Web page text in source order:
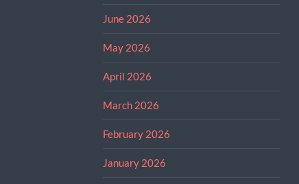
June 2026
May 2026
April 2026
March 2026
February 2026
January 2026